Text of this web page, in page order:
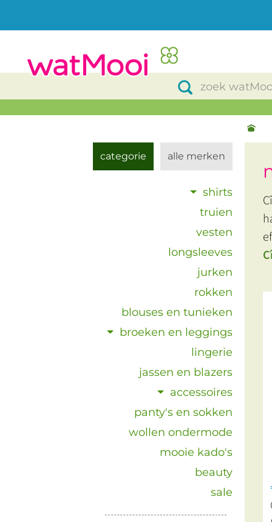
categorie
shirts
truien
vesten
longsleeves
jurken
rokken
blouses en tunieken
broeken en leggings
lingerie
jassen en blazers
accessoires
panty's en sokken
wollen ondermode
mooie kado's
beauty
sale
alle merken